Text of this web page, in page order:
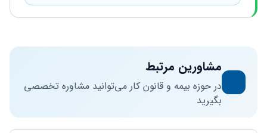
مشاورین مرتبط
در حوزه بیمه و قانون کار می‌توانید مشاوره تخصصی
بگیرید